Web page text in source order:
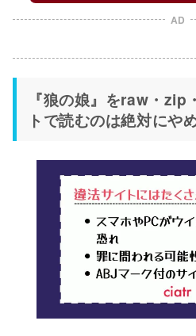
AD
『狼の娘』をraw・
トで読むのは絶対にや